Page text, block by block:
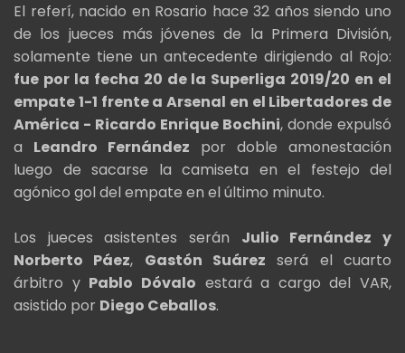
El referí, nacido en Rosario hace 32 años siendo uno
de los jueces más jóvenes de la Primera División,
solamente tiene un antecedente dirigiendo al Rojo:
fue por la fecha 20 de la Superliga 2019/20 en el
empate 1-1 frente a Arsenal en el Libertadores de
América - Ricardo Enrique Bochini, donde expulsó
a Leandro Fernández por doble amonestación
luego de sacarse la camiseta en el festejo del
agónico gol del empate en el último minuto.
Los jueces asistentes serán Julio Fernández y
Norberto Páez, Gastón Suárez será el cuarto
árbitro y Pablo Dóvalo estará a cargo del VAR,
asistido por Diego Ceballos.